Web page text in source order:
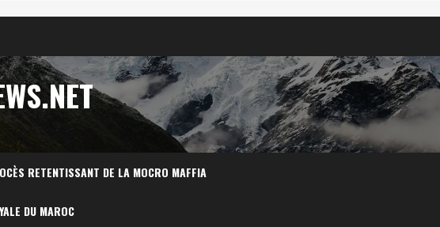
RETENTISSANT DE LA MOCRO MAFFIA
DU MAROC